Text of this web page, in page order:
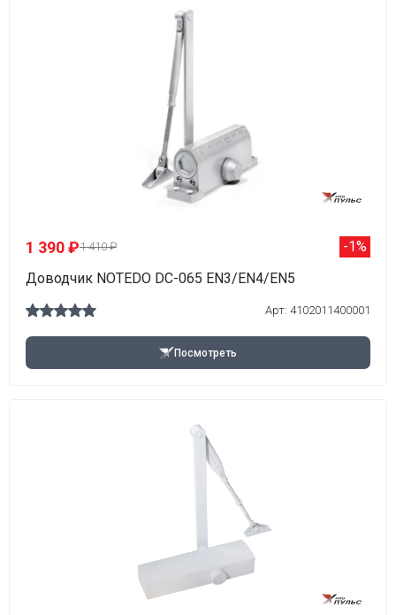
1 390 ₽1 410 ₽
-1%
Доводчик NOTEDO DC-065 EN3/EN4/EN5
Арт: 4102011400001
Посмотреть